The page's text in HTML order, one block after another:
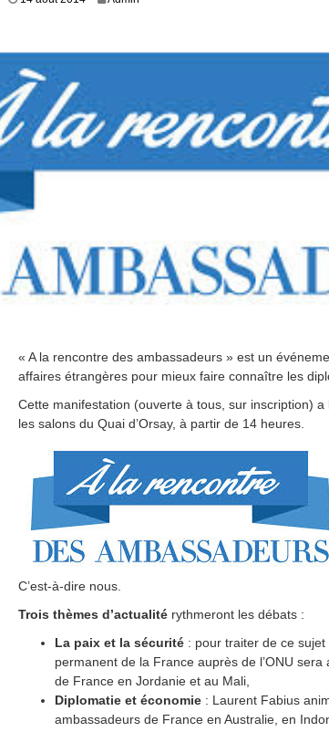
e
2
0
« A la rencontre des ambassadeurs » est un
affaires étrangères pour mieux faire connaître les
Cette manifestation (ouverte à tous, sur inscription)
les salons du Quai d’Orsay, à partir de 14 heures.
C’est-à-dire nous.
Trois thèmes d’actualité rythmeront les débats :
La paix et la sécurité : pour traiter de ce sujet
permanent de la France auprès de l’ONU
de France en Jordanie et au Mali,
Diplomatie et économie : Laurent Fabius
ambassadeurs de France en Australie, en